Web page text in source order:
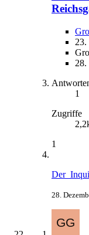
23.
28.
1
Zugriffe
1
28.